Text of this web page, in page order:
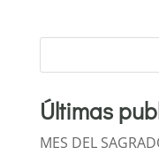
Últimas
MES DEL